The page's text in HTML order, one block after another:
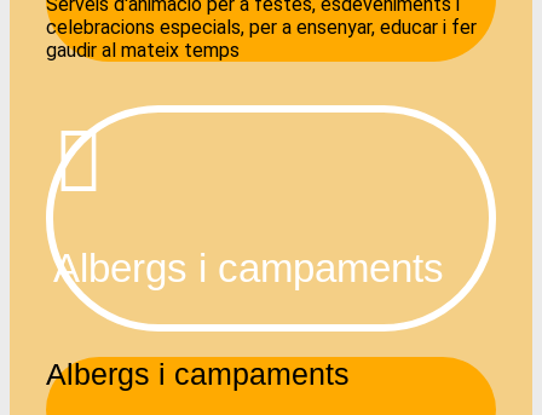
Serveis d'animació per a festes, esdeveniments i
celebracions especials, per a ensenyar, educar i fer
gaudir al mateix temps
Albergs i campaments
Albergs i campaments